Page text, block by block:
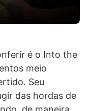
é o Into the
meio
Seu
das hordas de